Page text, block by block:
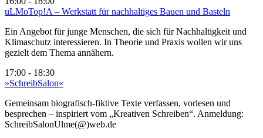
uLMoTop!A – Werkstatt für nachhaltiges Bauen und Basteln
Ein Angebot für junge Menschen, die sich für Nachhaltigkeit und
Klimaschutz interessieren. In Theorie und Praxis wollen wir uns
gezielt dem Thema annähern.
17:00 - 18:30
»SchreibSalon«
Gemeinsam biografisch-fiktive Texte verfassen, vorlesen und
besprechen – inspiriert vom „Kreativen Schreiben“. Anmeldung:
SchreibSalonUlme(@)web.de